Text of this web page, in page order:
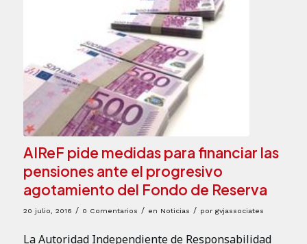
AIReF pide medidas para financiar las
pensiones ante el progresivo
agotamiento del Fondo de Reserva
20 julio, 2016 / 0 Comentarios / en Noticias / por gvjassociates
La Autoridad Independiente de Responsabilidad